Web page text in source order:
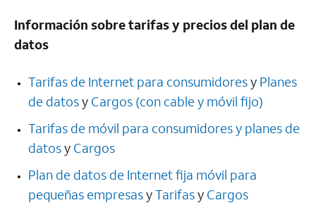
Información sobre tarifas y precios del plan de
datos
Tarifas de Internet para consumidoresy Planes
de datosy Cargos (con cable y móvil fijo)
Tarifas de móvil para consumidores y planes de
datosy Cargos
Plan de datos de Internet fija móvil para
pequeñas empresasyTarifasy Cargos